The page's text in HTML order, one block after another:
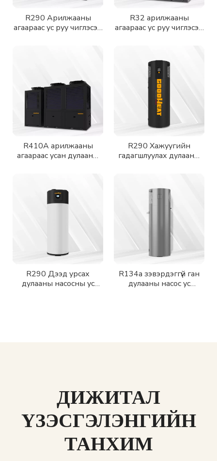
R290 Арилжааны
агаараас ус руу чиглэсэн
R32 арилжааны
агаараас ус руу чиглэсэн
R410A арилжааны
агаараас усан дулааны
R290 Хажуугийн
гадагшлуулах дулааны
R290 Дээд урсах
дулааны насосны ус
R134a зэвэрдэггүй ган
дулааны насос ус
ДИЖИТАЛ
ҮЗЭСГЭЛЭНГИЙН
ТАНХИМ